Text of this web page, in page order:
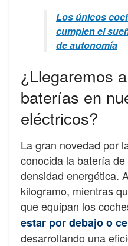
Los únicos
cumplen el
de autonomía
¿Llegaremos
baterías en
eléctricos?
La gran novedad por
conocida la batería
densidad energética.
kilogramo, mientras
que equipan los
estar por debajo o
desarrollando una